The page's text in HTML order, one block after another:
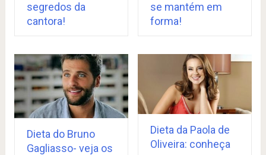
segredos da
cantora!
se mantém em
forma!
Dieta do Bruno
Gagliasso- veja os
Dieta da Paola de
Oliveira: conheça